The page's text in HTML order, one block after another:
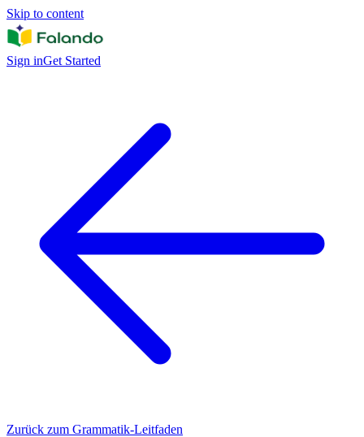
Skip to content
Sign inGet Started
Zurück zum Grammatik-Leitfaden